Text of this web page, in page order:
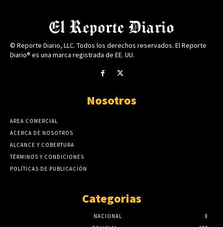
© Reporte Diario, LLC. Todos los derechos reservados. El Reporte
Diario® es una marca registrada de EE. UU.
Nosotros
AREA COMERCIAL
ACERCA DE NOSOTROS
ALCANCE Y COBERTURA
TÉRMINOS Y CONDICIONES
POLÍTICAS DE PUBLICACIÓN
Categorias
NACIONAL
8